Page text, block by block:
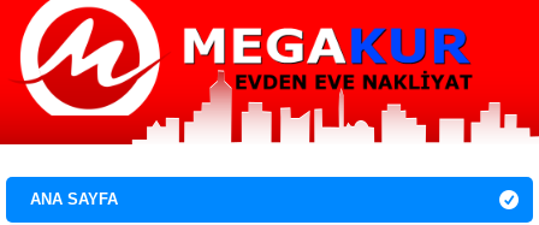
0 850 307 21 29
ANA SAYFA